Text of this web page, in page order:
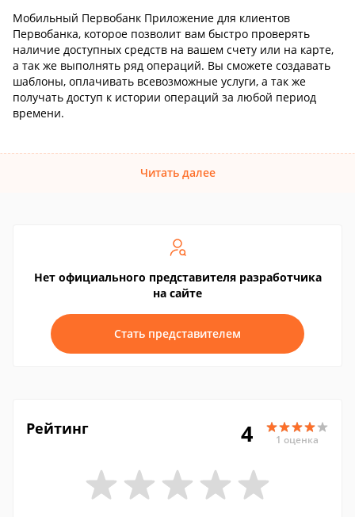
Мобильный Первобанк Приложение для клиентов
Первобанка, которое позволит вам быстро проверять
наличие доступных средств на вашем счету или на карте,
а так же выполнять ряд операций. Вы сможете создавать
шаблоны, оплачивать всевозможные услуги, а так же
получать доступ к истории операций за любой период
времени.
Читать далее
Нет официального представителя разработчика
на сайте
Стать представителем
Рейтинг 4 1 оценка